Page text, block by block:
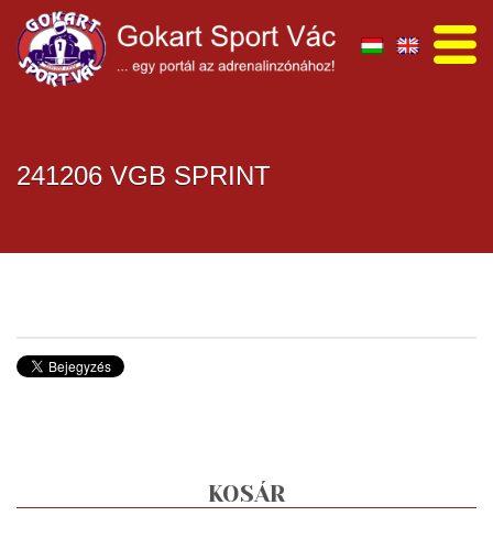
241206 VGB SPRINT
KOSÁR